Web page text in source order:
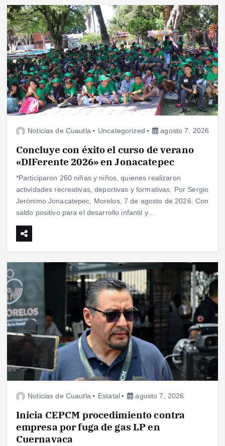
Noticias de Cuautla Uncategorized agosto 7, 2026
Concluye con éxito el curso de verano
«DIFerente 2026» en Jonacatepec
*Participaron 260 niñas y niños, quienes realizaron
actividades recreativas, deportivas y formativas. Por Sergio
Jerónimo Jonacatepec, Morelos, 7 de agosto de 2026. Con
saldo positivo para el desarrollo infantil y…
Noticias de Cuautla Estatal agosto 7, 2026
Inicia CEPCM procedimiento contra
empresa por fuga de gas LP en
Cuernavaca